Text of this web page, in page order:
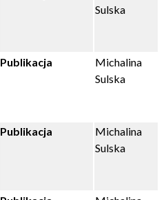
Sulska
Publikacja
Michalina
Sulska
Publikacja
Michalina
Sulska